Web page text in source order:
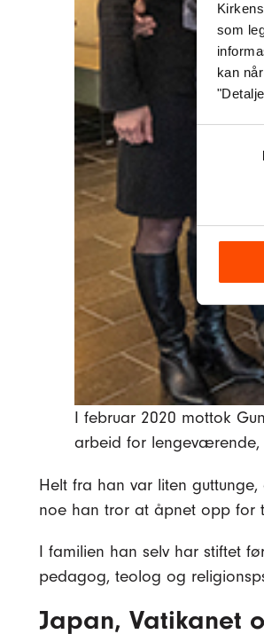
som
kan
I februar 2020 mottok
arbeid for lengeværende,
Helt fra han var liten
noe han tror at åpnet opp for
I familien han selv har stiftet
pedagog, teolog og
Japan, Vatikanet